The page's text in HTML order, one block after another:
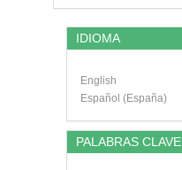
IDIOMA
English
Español (España)
PALABRAS CLAVE